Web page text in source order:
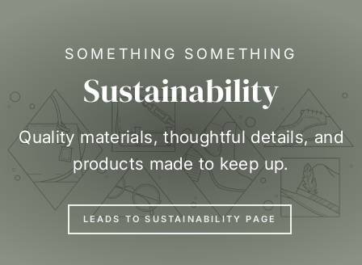
SOMETHING SOMETHING
Sustainability
Quality materials, thoughtful details, and
products made to keep up.
LEADS TO SUSTAINABILITY PAGE